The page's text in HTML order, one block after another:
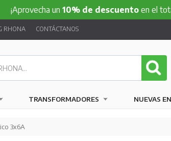
un10% de descuentoen el total de tu
RHONA CONTÁCTANOS
TRANSFORMADORES NUEVAS
3x6A